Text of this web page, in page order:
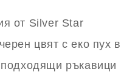
от Silver Star
цвят с еко пух
ръкавици